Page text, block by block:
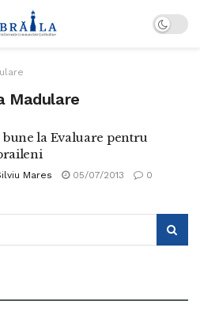
Madulare
bune la Evaluare pentru
Mares 05/07/2013 0